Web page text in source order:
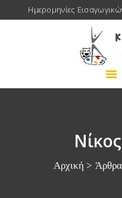
Ημερομηνίες
Αρχική Άρθρα
ΑΡΧΙΚΗ